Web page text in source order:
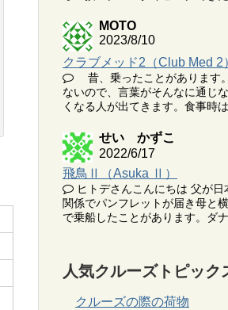
MOTO
2023/8/10
クラブメッド2（Club Med 2
昔、乗ったことがあります
ないので、言葉がそんなに通じ
くなる人が出てきます。食事時
せい かずこ
2022/6/17
飛鳥Ⅱ（Asuka Ⅱ）
ヒトデさんこんにちは 父が
関係でパンフレットが届き母と
で乗船したことがあります。ダナ
人気クルーズトピック
クルーズの際の荷物